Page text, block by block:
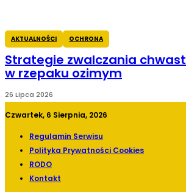
AKTUALNOŚCI OCHRONA
Strategie zwalczania
w rzepaku ozimym
26 Lipca 2026
Czwartek, 6 Sierpnia, 2026
Regulamin Serwisu
Polityka Prywatności Cookies
RODO
Kontakt